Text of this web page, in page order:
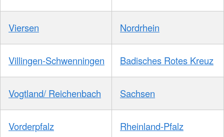
Viersen Nordrhein
Villingen-Schwenningen Badisches Rotes Kreuz
Vogtland/ Reichenbach Sachsen
Vorderpfalz Rheinland-Pfalz